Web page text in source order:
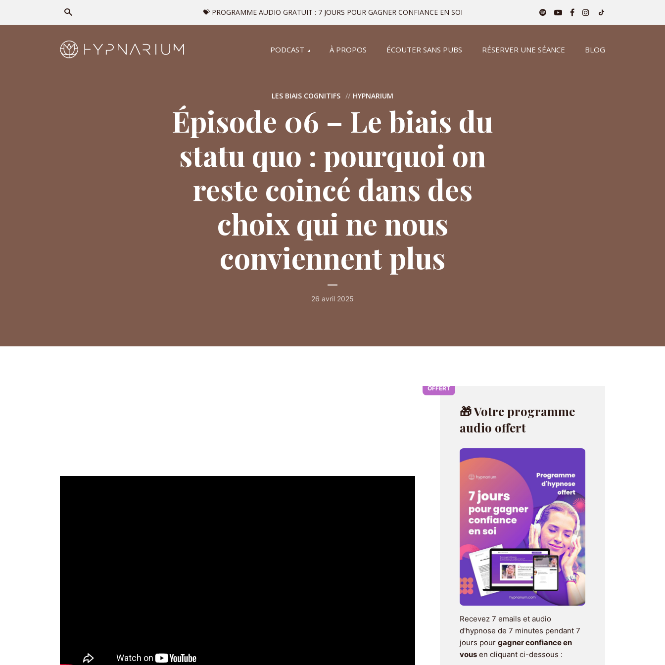
💝 PROGRAMME AUDIO GRATUIT : 7 JOURS POUR GAGNER CONFIANCE EN SOI
PODCAST À PROPOS ÉCOUTER SANS PUBS RÉSERVER UNE SÉANCE BLOG
LES BIAIS COGNITIFS HYPNARIUM
Épisode 06 – Le biais du
statu quo : pourquoi on
reste coincé dans des
choix qui ne nous
conviennent plus
26 avril 2025
🎁 Votre programme
audio offert
OFFERT
Recevez 7 emails et audio
d'hypnose de 7 minutes pendant 7
jours pour gagner confiance en
vous en cliquant ci-dessous :